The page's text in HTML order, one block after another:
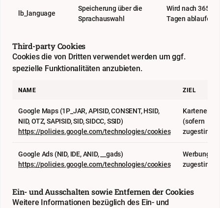
lb_language
Speicherung über die
Sprachauswahl
Wird nach 365
Tagen ablaufen
Third-party Cookies
Cookies die von Dritten verwendet werden um ggf.
spezielle Funktionalitäten anzubieten.
NAME ZIEL
Google Maps (1P_JAR, APISID, CONSENT, HSID,
NID, OTZ, SAPISID, SID, SIDCC, SSID)
https://policies.google.com/technologies/cookies
(sofern
Google Ads (NID, IDE, ANID, __gads)
https://policies.google.com/technologies/cookies
Werbung
Ein- und Ausschalten sowie Entfernen der Cookies
Weitere Informationen bezüglich des Ein- und